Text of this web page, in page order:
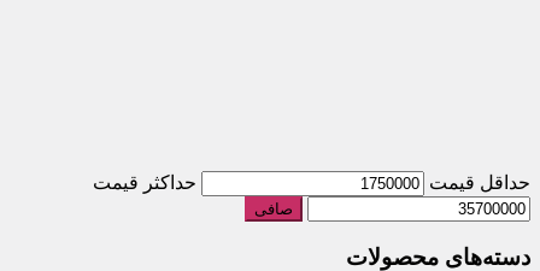
حداقل قیمت حداكثر قيمت
صافی
دسته‌های محصولات